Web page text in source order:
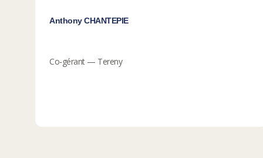
Anthony CHANTEPIE
Co-gérant — Tereny